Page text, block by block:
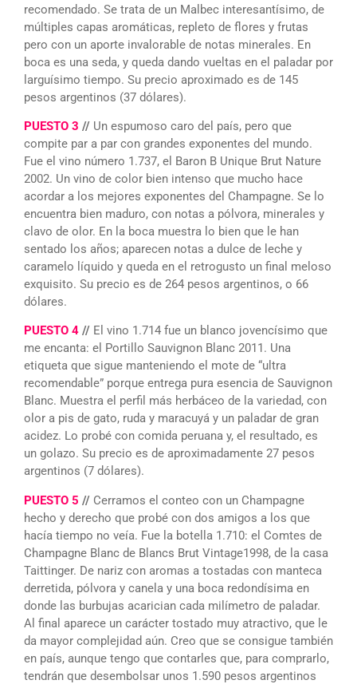
recomendado. Se trata de un Malbec interesantísimo, de
múltiples capas aromáticas, repleto de flores y frutas
pero con un aporte invalorable de notas minerales. En
boca es una seda, y queda dando vueltas en el paladar por
larguísimo tiempo. Su precio aproximado es de 145
pesos argentinos (37 dólares).
PUESTO 3 // Un espumoso caro del país, pero que
compite par a par con grandes exponentes del mundo.
Fue el vino número 1.737, el Baron B Unique Brut Nature
2002. Un vino de color bien intenso que mucho hace
acordar a los mejores exponentes del Champagne. Se lo
encuentra bien maduro, con notas a pólvora, minerales y
clavo de olor. En la boca muestra lo bien que le han
sentado los años; aparecen notas a dulce de leche y
caramelo líquido y queda en el retrogusto un final meloso
exquisito. Su precio es de 264 pesos argentinos, o 66
dólares.
PUESTO 4 // El vino 1.714 fue un blanco jovencísimo que
me encanta: el Portillo Sauvignon Blanc 2011. Una
etiqueta que sigue manteniendo el mote de “ultra
recomendable” porque entrega pura esencia de Sauvignon
Blanc. Muestra el perfil más herbáceo de la variedad, con
olor a pis de gato, ruda y maracuyá y un paladar de gran
acidez. Lo probé con comida peruana y, el resultado, es
un golazo. Su precio es de aproximadamente 27 pesos
argentinos (7 dólares).
PUESTO 5 // Cerramos el conteo con un Champagne
hecho y derecho que probé con dos amigos a los que
hacía tiempo no veía. Fue la botella 1.710: el Comtes de
Champagne Blanc de Blancs Brut Vintage1998, de la casa
Taittinger. De nariz con aromas a tostadas con manteca
derretida, pólvora y canela y una boca redondísima en
donde las burbujas acarician cada milímetro de paladar.
Al final aparece un carácter tostado muy atractivo, que le
da mayor complejidad aún. Creo que se consigue también
en país, aunque tengo que contarles que, para comprarlo,
tendrán que desembolsar unos 1.590 pesos argentinos